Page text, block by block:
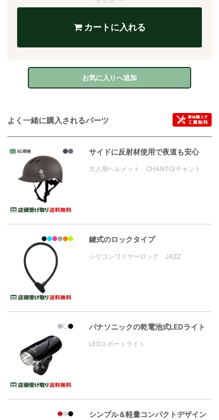
カートに入れる
お気に入りへ追加
よく一緒に購入されるパーツ
サイドに反射材使用で夜道も安心
大人用ヘルメット CHANTO/チャント
鍵式のロックタイプ
シリコンワイヤーロック JAZZ
パナソニックの乾電池式LEDライト
LEDスポートライト
シンプル＆軽量コンパクトデザイン